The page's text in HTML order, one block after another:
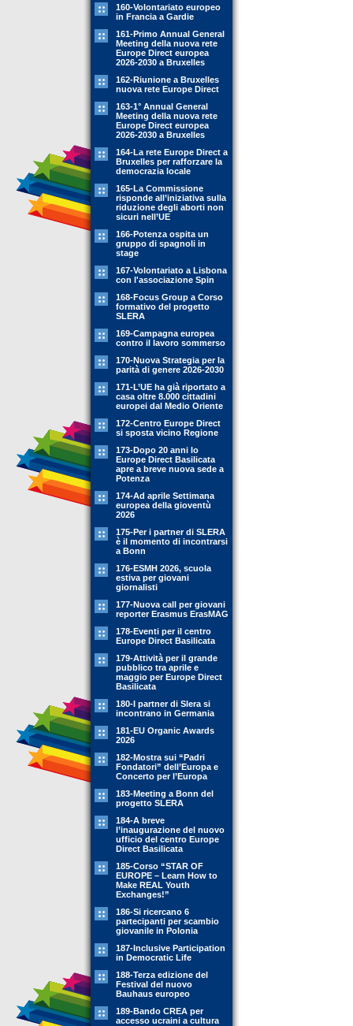
160-Volontariato europeo
in Francia a Gardie
161-Primo Annual General
Meeting della nuova rete
Europe Direct europea
2026-2030 a Bruxelles
162-Riunione a Bruxelles
nuova rete Europe Direct
163-1° Annual General
Meeting della nuova rete
Europe Direct europea
2026-2030 a Bruxelles
164-La rete Europe Direct a
Bruxelles per rafforzare la
democrazia locale
165-La Commissione
risponde all’iniziativa sulla
riduzione degli aborti non
sicuri nell’UE
166-Potenza ospita un
gruppo di spagnoli in
stage
167-Volontariato a Lisbona
con l'associazione Spin
168-Focus Group a Corso
formativo del progetto
SLERA
169-Campagna europea
contro il lavoro sommerso
170-Nuova Strategia per la
parità di genere 2026-2030
171-L’UE ha già riportato a
casa oltre 8.000 cittadini
europei dal Medio Oriente
172-Centro Europe Direct
si sposta vicino Regione
173-Dopo 20 anni lo
Europe Direct Basilicata
apre a breve nuova sede a
Potenza
174-Ad aprile Settimana
europea della gioventù
2026
175-Per i partner di SLERA
è il momento di incontrarsi
a Bonn
176-ESMH 2026, scuola
estiva per giovani
giornalisti
177-Nuova call per giovani
reporter Erasmus ErasMAG
178-Eventi per il centro
Europe Direct Basilicata
179-Attività per il grande
pubblico tra aprile e
maggio per Europe Direct
Basilicata
180-I partner di Slera si
incontrano in Germania
181-EU Organic Awards
2026
182-Mostra sui “Padri
Fondatori” dell’Europa e
Concerto per l’Europa
183-Meeting a Bonn del
progetto SLERA
184-A breve
l’inaugurazione del nuovo
ufficio del centro Europe
Direct Basilicata
185-Corso “STAR OF
EUROPE – Learn How to
Make REAL Youth
Exchanges!”
186-Si ricercano 6
partecipanti per scambio
giovanile in Polonia
187-Inclusive Participation
in Democratic Life
188-Terza edizione del
Festival del nuovo
Bauhaus europeo
189-Bando CREA per
accesso ucraini a cultura